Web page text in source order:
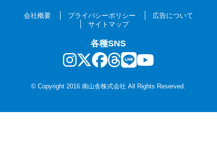
会社概要 プライバシーポリシー
広告について
サイトマップ
各種SNS
© Copyright 2016 南山舎株式会社 All Rights Reserved.